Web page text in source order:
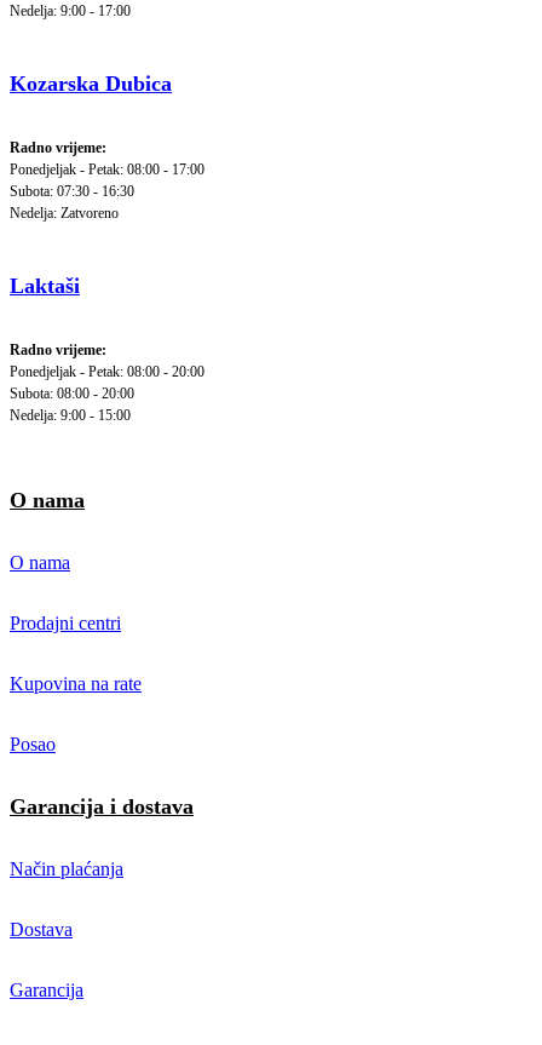
Nedelja: 9:00 - 17:00
Kozarska Dubica
Radno vrijeme:
Ponedjeljak - Petak: 08:00 - 17:00
Subota: 07:30 - 16:30
Nedelja: Zatvoreno
Laktaši
Radno vrijeme:
Ponedjeljak - Petak: 08:00 - 20:00
Subota: 08:00 - 20:00
Nedelja: 9:00 - 15:00
O nama
O nama
Prodajni centri
Kupovina na rate
Posao
Garancija i dostava
Način plaćanja
Dostava
Garancija